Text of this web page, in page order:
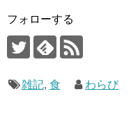
フォローする
雑記, 食 わらび